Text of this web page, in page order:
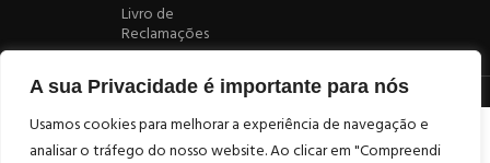
A sua Privacidade é importante para nós
Usamos cookies para melhorar a experiência de navegação e
analisar o tráfego do nosso website. Ao clicar em "Compreendi
Livro de
Reclamações
Desenvolvido porAtelier Alves
Loja